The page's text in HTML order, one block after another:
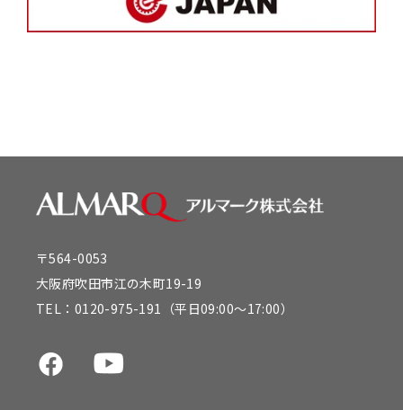
〒564-0053
大阪府吹田市江の木町19-19
TEL： 0120-975-191 （平日09:00～17:00）